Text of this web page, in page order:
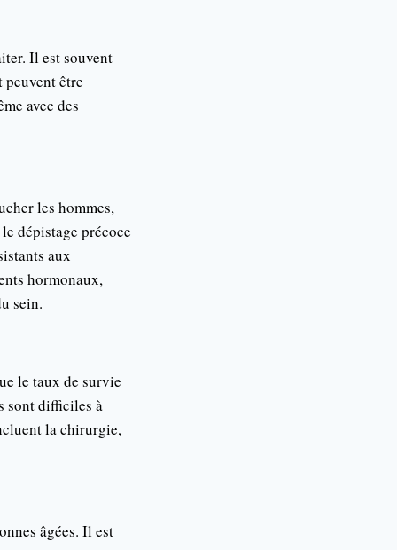
Il est souvent
être
avec des
les hommes,
dépistage précoce
aux
hormonaux,
sein.
le taux de survie
sont difficiles à
la chirurgie,
âgées. Il est